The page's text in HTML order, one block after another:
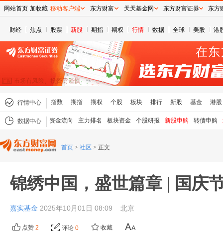
财经 焦点 股票 新股 期指 期权 行情 数据 全球 美股 港
行情中心 指数 期指 期权 个股 板块 排行 新股 基金 港股
数据中心 资金流向 主力排名 板块资金 个股研报 新股申购 转债申购
首页 > 社区 > 正文
锦绣中国，盛世篇章 | 国庆
嘉实基金 2025年10月01日 08:09 北京
点赞 2 评论 0 收藏
网站首页 加收藏 移动客户端 东方财富 天天基金网 东方财富证券 东方